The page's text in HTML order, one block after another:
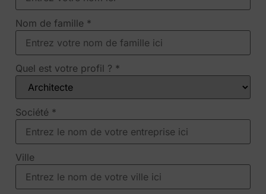
Nom de famille *
Quel est votre profil ? *
Société *
Ville